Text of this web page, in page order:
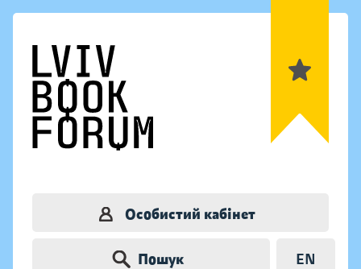
Особистий кабінет
Пошук EN